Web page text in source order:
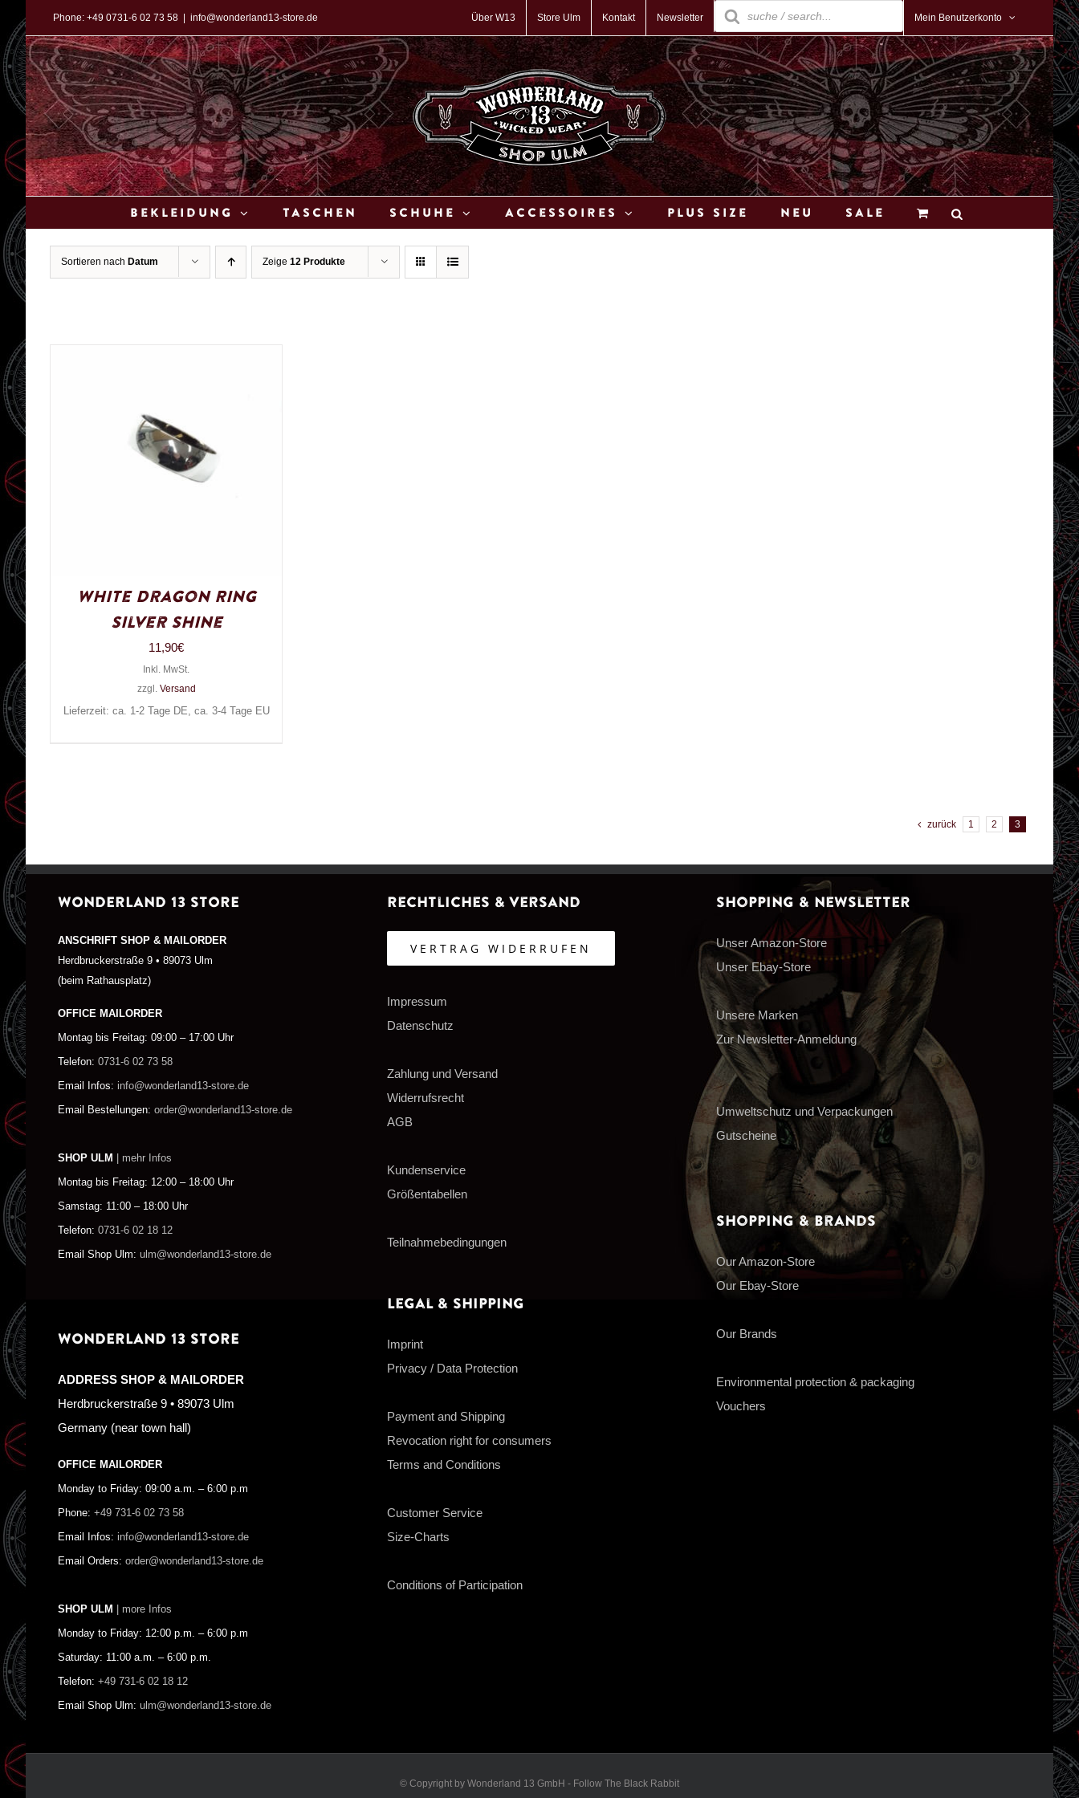
Inhalt
springen
Phone: +49 0731-6 02 73 58 info@wonderland13-store.de Über W13 Store Ulm Kontakt Newsletter
Products
search
Mein Benutzerkonto
Bekleidung Taschen Schuhe Accessoires Plus Size Neu Sale
Sortieren nach Datum Zeige 12 Produkte
White Dragon Ring
Silver Shine
11,90€
Inkl. MwSt.
zzgl. Versand
Lieferzeit: ca. 1-2 Tage DE, ca. 3-4 Tage EU
zurück 1 2 3
WONDERLAND 13 STORE
ANSCHRIFT SHOP & MAILORDER
Herdbruckerstraße 9 • 89073 Ulm
(beim Rathausplatz)
OFFICE MAILORDER
Montag bis Freitag: 09:00 – 17:00 Uhr
Telefon: 0731-6 02 73 58
Email Infos: info@wonderland13-store.de
Email Bestellungen: order@wonderland13-store.de
SHOP ULM | mehr Infos
Montag bis Freitag: 12:00 – 18:00 Uhr
Samstag: 11:00 – 18:00 Uhr
Telefon: 0731-6 02 18 12
Email Shop Ulm: ulm@wonderland13-store.de
WONDERLAND 13 STORE
ADDRESS SHOP & MAILORDER
Herdbruckerstraße 9 • 89073 Ulm
Germany (near town hall)
OFFICE MAILORDER
Monday to Friday: 09:00 a.m. – 6:00 p.m
Phone: +49 731-6 02 73 58
Email Infos: info@wonderland13-store.de
Email Orders: order@wonderland13-store.de
SHOP ULM | more Infos
Monday to Friday: 12:00 p.m. – 6:00 p.m
Saturday: 11:00 a.m. – 6:00 p.m.
Telefon: +49 731-6 02 18 12
Email Shop Ulm: ulm@wonderland13-store.de
Rechtliches & Versand
VERTRAG WIDERRUFEN
Impressum
Datenschutz
Zahlung und Versand
Widerrufsrecht
AGB
Kundenservice
Größentabellen
Teilnahmebedingungen
Legal & Shipping
Imprint
Privacy / Data Protection
Payment and Shipping
Revocation right for consumers
Terms and Conditions
Customer Service
Size-Charts
Conditions of Participation
Shopping & Newsletter
Unser Amazon-Store
Unser Ebay-Store
Unsere Marken
Zur Newsletter-Anmeldung
Umweltschutz und Verpackungen
Gutscheine
Shopping & Brands
Our Amazon-Store
Our Ebay-Store
Our Brands
Environmental protection & packaging
Vouchers
© Copyright by Wonderland 13 GmbH - Follow The Black Rabbit